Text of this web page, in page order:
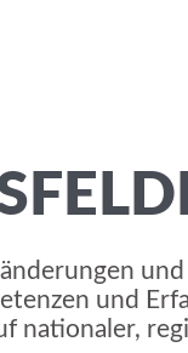
und
nationaler,